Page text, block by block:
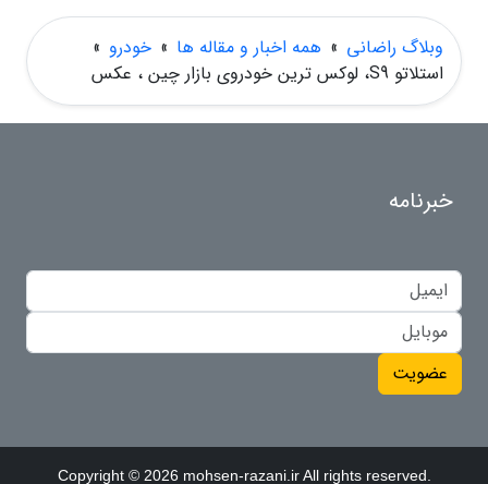
وبلاگ راضانی » همه اخبار و مقاله ها » خودرو »
استلاتو S9، لوکس ترین خودروی بازار چین ، عکس
خبرنامه
عضویت
Copyright © 2026 mohsen-razani.ir All rights reserved.